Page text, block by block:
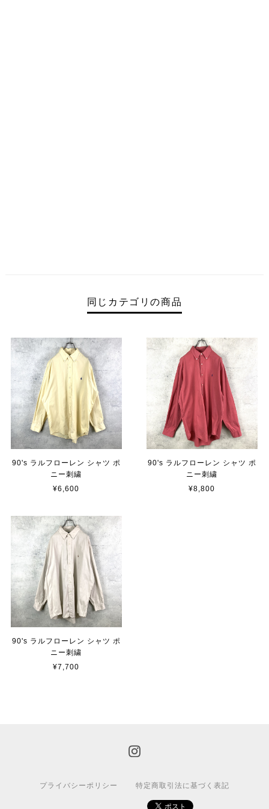
同じカテゴリの商品
90's ラルフローレン シャツ ポ
ニー刺繍
¥6,600
90's ラルフローレン シャツ ポ
ニー刺繍
¥8,800
90's ラルフローレン シャツ ポ
ニー刺繍
¥7,700
プライバシーポリシー 特定商取引法に基づく表記